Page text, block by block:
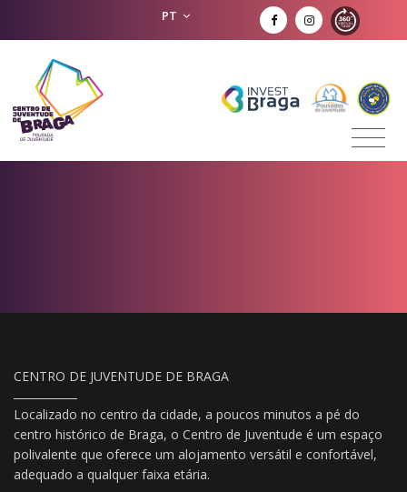
PT
CENTRO DE JUVENTUDE DE BRAGA
Localizado no centro da cidade, a poucos minutos a pé do
centro histórico de Braga, o Centro de Juventude é um espaço
polivalente que oferece um alojamento versátil e confortável,
adequado a qualquer faixa etária.